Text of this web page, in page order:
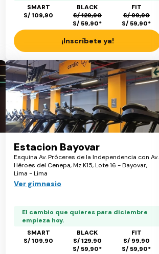
SMART
S/ 109,90
BLACK
S/ 129,90
S/ 59,90*
FIT
S/ 99,90
S/ 59,90*
¡Inscríbete ya!
Estacion Bayovar
Esquina Av. Próceres de la Independencia con Av.
Héroes del Cenepa, Mz K15, Lote 16 - Bayovar,
Lima - Lima
Ver gimnasio
El cambio que quieres para diciembre
empieza hoy.
SMART
S/ 109,90
BLACK
S/ 129,90
S/ 59,90*
FIT
S/ 99,90
S/ 59,90*